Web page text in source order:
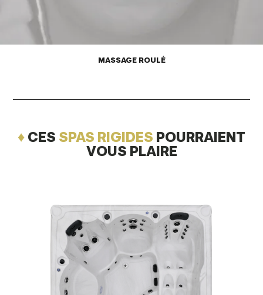
MASSAGE ROULÉ
♦ CES SPAS RIGIDES POURRAIENT
VOUS PLAIRE